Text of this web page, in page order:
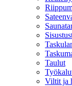
Taulut
Viltit ja